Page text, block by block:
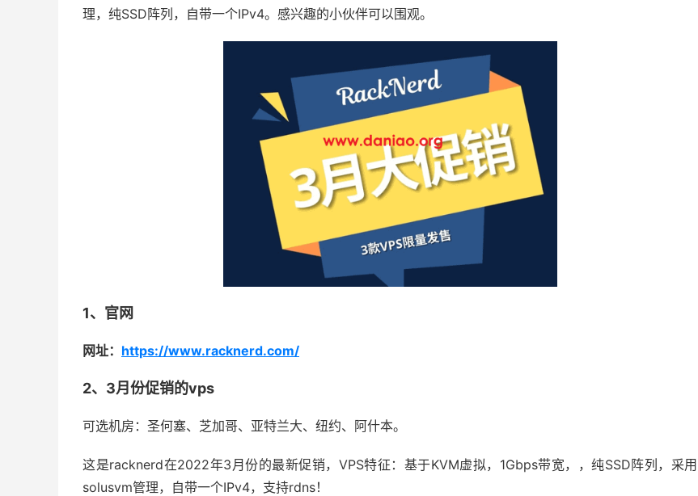
理，纯SSD阵列，自带一个IPv4。感兴趣的小伙伴可以围观。
1、官网
网址： https://www.racknerd.com/
2、3月份促销的vps
可选机房：圣何塞、芝加哥、亚特兰大、纽约、阿什本。
这是racknerd在2022年3月份的最新促销，VPS特征：基于KVM虚拟，1Gbps带宽，，纯SSD阵列，采用
solusvm管理，自带一个IPv4，支持rdns！